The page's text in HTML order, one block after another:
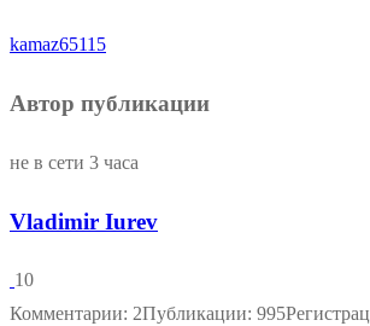
kamaz65115
Автор публикации
не в сети 3 часа
Vladimir Iurev
10
Комментарии: 2Публикации: 995